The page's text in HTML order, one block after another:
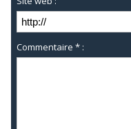
Commentaire * :